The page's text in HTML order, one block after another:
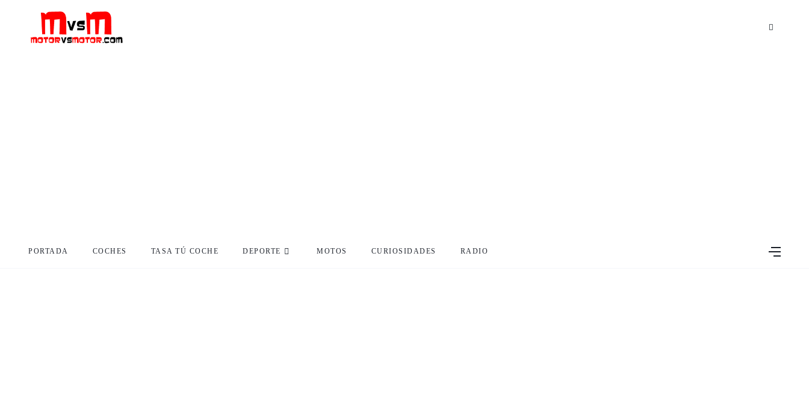
PORTADA COCHES TASA TÚ COCHE DEPORTE MOTOS CURIOSIDADES RADIO